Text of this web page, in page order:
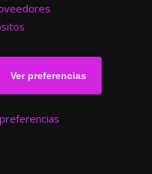
Ver preferencias